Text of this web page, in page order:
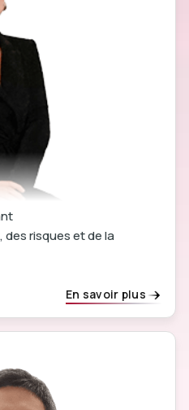
risques et de la
En savoir plus